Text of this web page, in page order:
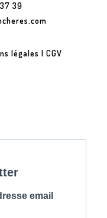
39
légales | CGV